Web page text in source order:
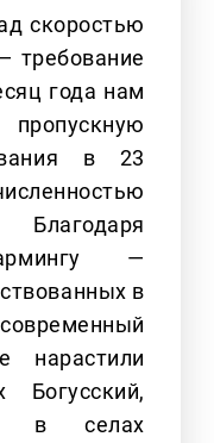
скоростью
требование
года нам
в 23
—
в
нарастили
Богусский,
в селах